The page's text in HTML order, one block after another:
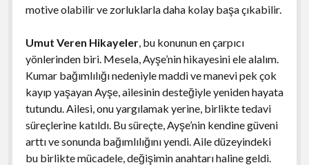
motive olabilir ve zorluklarla daha kolay başa çıkabilir.
Umut Veren Hikayeler, bu konunun en çarpıcı
yönlerinden biri. Mesela, Ayşe’nin hikayesini ele alalım.
Kumar bağımlılığı nedeniyle maddi ve manevi pek çok
kayıp yaşayan Ayşe, ailesinin desteğiyle yeniden hayata
tutundu. Ailesi, onu yargılamak yerine, birlikte tedavi
süreçlerine katıldı. Bu süreçte, Ayşe’nin kendine güveni
arttı ve sonunda bağımlılığını yendi. Aile düzeyindeki
bu birlikte mücadele, değişimin anahtarı haline geldi.